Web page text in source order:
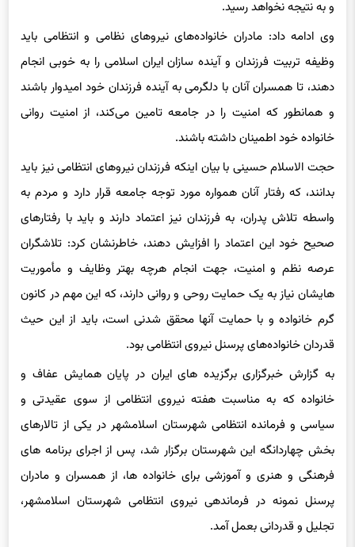
وی ادامه داد: مادران خانواده‌های نیروهای نظامی و انتظامی باید
وظیفه تربیت فرزندان و آینده سازان ایران اسلامی را به خوبی انجام
دهند، تا همسران آنان با دلگرمی به آینده فرزندان خود امیدوار باشند
و همانطور که امنیت را در جامعه تامین می‌کند، از امنیت روانی
خانواده خود اطمینان داشته باشند.
حجت الاسلام حسینی با بیان اینکه فرزندان نیروهای انتظامی نیز باید
بدانند، که رفتار آنان همواره مورد توجه جامعه قرار دارد و مردم به
واسطه تلاش پدران، به فرزندان نیز اعتماد دارند و باید با رفتارهای
صحیح خود این اعتماد را افزایش دهند، خاطرنشان کرد: تلاشگران
عرصه نظم و امنیت، جهت انجام هرچه بهتر وظایف و مأموریت
هایشان نیاز به یک حمایت روحی و روانی دارند، که این مهم در کانون
گرم خانواده و با حمایت آنها محقق شدنی است، باید از این حیث
قدردان خانواده‌های پرسنل نیروی انتظامی بود.
به گزارش خبرگزاری برگزیده های ایران در پایان همایش عفاف و
خانواده که به مناسبت هفته نیروی انتظامی از سوی عقیدتی و
سیاسی و فرمانده انتظامی شهرستان اسلامشهر در یکی از تالارهای
بخش چهاردانگه این شهرستان برگزار شد، پس از اجرای برنامه های
فرهنگی و هنری و آموزشی برای خانواده ها، از همسران و مادران
پرسنل نمونه در فرماندهی نیروی انتظامی شهرستان اسلامشهر،
تجلیل و قدردانی بعمل آمد.
انتهای پیام /۶۷۰۲۱